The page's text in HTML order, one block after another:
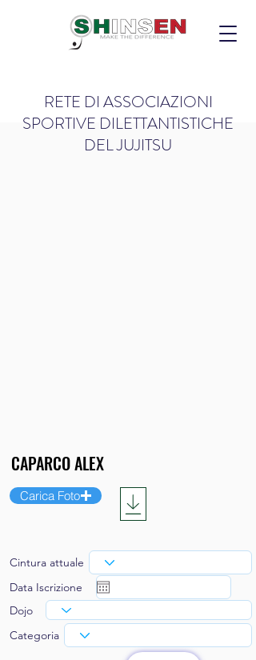
RETE DI ASSOCIAZIONI
SPORTIVE DILETTANTISTICHE
DEL JUJITSU
Carica Foto
Cintura attuale
Data Iscrizione
Dojo
Categoria